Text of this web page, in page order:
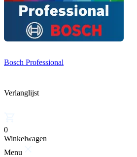
Bosch Professional
Verlanglijst
0
Winkelwagen
Menu